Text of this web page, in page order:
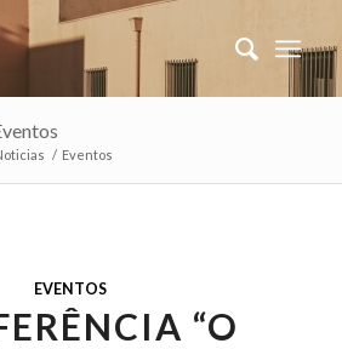
/ Eventos
EVENTOS
“O